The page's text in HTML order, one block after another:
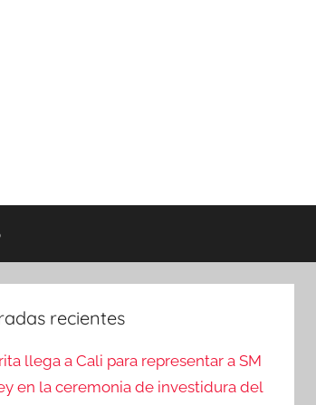
recientes
llega a Cali para representar a SM
en la ceremonia de investidura del